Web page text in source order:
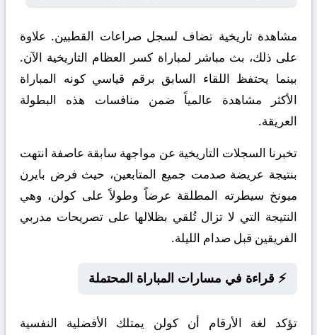
مشاهدة تاريخية تضاف لسجل صراعات القطبين. علاوة
على ذلك، بث مباشر لمباراة كسر العظام التاريخية الآن.
بينما يحتفظ اللقاء السابق برقم قياسي كونه المباراة
الأكثر مشاهدة عالمياً ضمن منافسات هذه البطولة
العريقة.
تخبرنا السجلات التاريخية عن مواجهة سابقة عاصفة انتهت
بنتيجة عريضة صدمت جميع المتابعين، حيث فرض بايرن
ميونخ سيطرته المطلقة عرضاً وطولاً على كولن، وهي
النتيجة التي لا تزال تُلقي بظلالها على تصريحات مدربي
الفريقين قبل صدام الليلة.
⚡ قراءة في مسارات المباراة المحتملة
تؤكد لغة الأرقام أن كولن يمتلك الأفضلية النفسية